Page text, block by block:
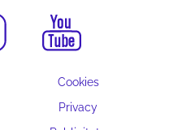
Cookies
Privacy